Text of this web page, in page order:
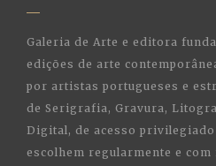
Galeria de Arte e editora
edições de arte
por artistas portugueses e
de Serigrafia, Gravura,
Digital, de acesso privilegiado
escolhem regularmente e